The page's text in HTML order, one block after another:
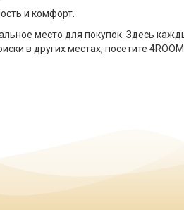
и комфорт.
место для покупок. Здесь
в других местах, посетите